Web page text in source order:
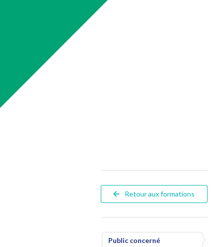
Retour aux formations
Public concerné